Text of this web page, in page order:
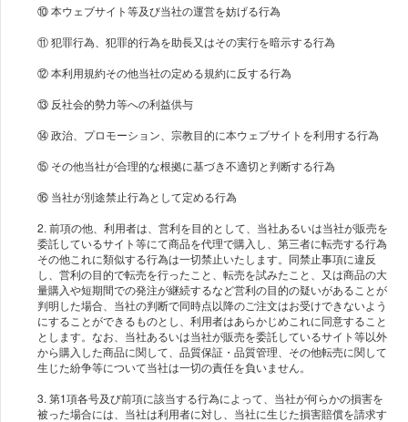
⑩ 本ウェブサイト等及び当社の運営を妨げる行為
⑪ 犯罪行為、犯罪的行為を助長又はその実行を暗示する行為
⑫ 本利用規約その他当社の定める規約に反する行為
⑬ 反社会的勢力等への利益供与
⑭ 政治、プロモーション、宗教目的に本ウェブサイトを利用する行為
⑮ その他当社が合理的な根拠に基づき不適切と判断する行為
⑯ 当社が別途禁止行為として定める行為
2. 前項の他、利用者は、営利を目的として、当社あるいは当社が販売を
委託しているサイト等にて商品を代理で購入し、第三者に転売する行為
その他これに類似する行為は一切禁止いたします。同禁止事項に違反
し、営利の目的で転売を行ったこと、転売を試みたこと、又は商品の大
量購入や短期間での発注が継続するなど営利の目的の疑いがあることが
判明した場合、当社の判断で同時点以降のご注文はお受けできないよう
にすることができるものとし、利用者はあらかじめこれに同意すること
とします。なお、当社あるいは当社が販売を委託しているサイト等以外
から購入した商品に関して、品質保証・品質管理、その他転売に関して
生じた紛争等について当社は一切の責任を負いません。
3. 第1項各号及び前項に該当する行為によって、当社が何らかの損害を
被った場合には、当社は利用者に対し、当社に生じた損害賠償を請求す